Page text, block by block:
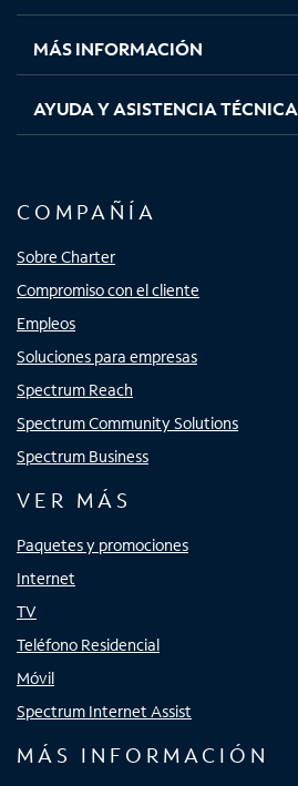
nuevanuevanuevanueva
MÁS INFORMACIÓN
AYUDA Y ASISTENCIA TÉCNICA
COMPAÑÍA
Sobre Charter
Compromiso con el cliente
Empleos
Soluciones para empresas
Spectrum Reach
Spectrum Community Solutions
Spectrum Business
VER MÁS
Paquetes y promociones
Internet
TV
Teléfono Residencial
Móvil
Spectrum Internet Assist
MÁS INFORMACIÓN